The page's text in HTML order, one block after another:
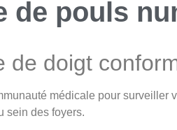
de pouls
de doigt
médicale pour surveiller
sein des foyers.